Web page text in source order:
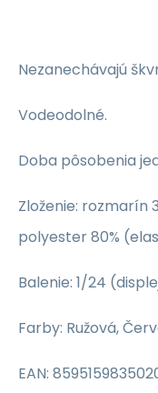
Nezanechávajú
Vodeodolné.
Doba pôsobenia
Zloženie: rozmarín
polyester 80%
Balenie: 1/24
Farby: Ružová,
EAN: